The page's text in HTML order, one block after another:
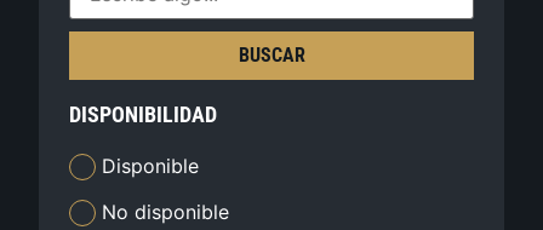
BUSCAR
DISPONIBILIDAD
Disponible
No disponible